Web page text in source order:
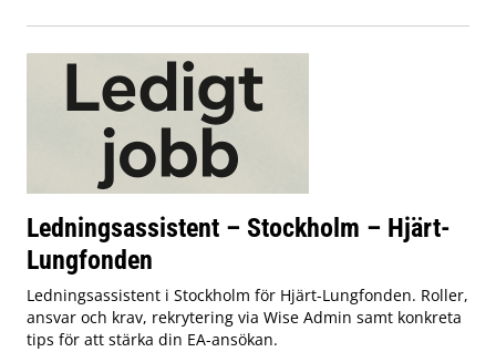
Ledningsassistent – Stockholm – Hjärt-
Lungfonden
Ledningsassistent i Stockholm för Hjärt-Lungfonden. Roller,
ansvar och krav, rekrytering via Wise Admin samt konkreta
tips för att stärka din EA-ansökan.